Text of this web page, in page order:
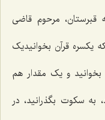
مرحوم قاضی
یکسره قرآن بخوانیدیک
و یک مقدار هم
به سکوت بگذرانید، در